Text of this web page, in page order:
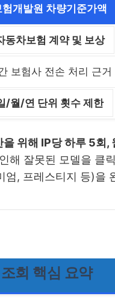
험개발원 차량기준가액
동차보험 계약 및 보상
보험사 전손 처리 근거
/월/연 단위 횟수 제한
위해 IP당 하루 5회
해 잘못된 모델을 클
엄, 프레스티지 등)을
회 핵심 요약